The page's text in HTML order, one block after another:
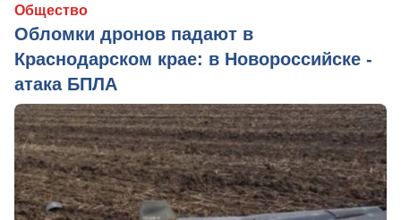
Общество
Обломки дронов падают в
Краснодарском крае: в Новороссийске -
атака БПЛА